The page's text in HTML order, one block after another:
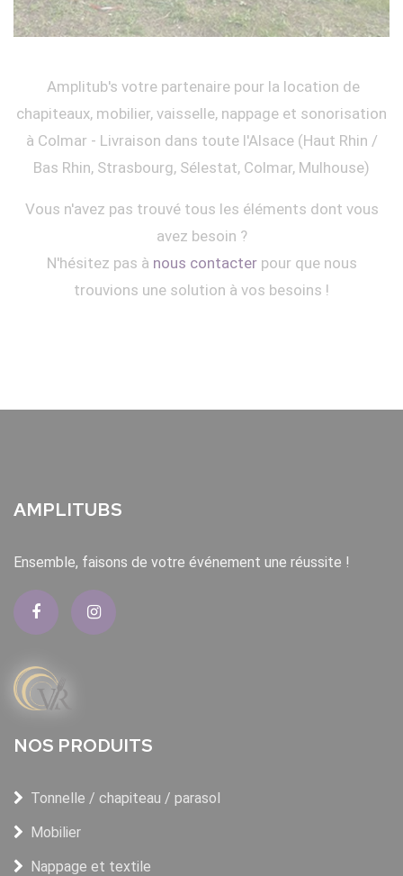
Amplitub's votre partenaire pour la location de
chapiteaux, mobilier, vaisselle, nappage et sonorisation
à Colmar - Livraison dans toute l'Alsace (Haut Rhin /
Bas Rhin, Strasbourg, Sélestat, Colmar, Mulhouse)
Vous n'avez pas trouvé tous les éléments dont vous
avez besoin ?
N'hésitez pas à nous contacterpour que nous
trouvions une solution à vos besoins !
AMPLITUBS
Ensemble, faisons de votre événement une réussite !
NOS PRODUITS
Tonnelle / chapiteau / parasol
Mobilier
Nappage et textile